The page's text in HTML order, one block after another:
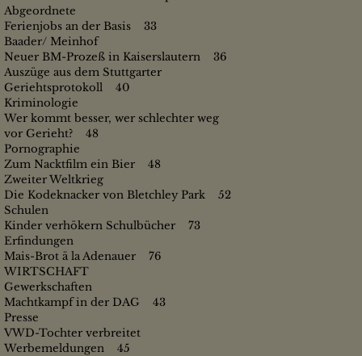
Abgeordnete
Ferienjobs an der Basis 33
Baader/ Meinhof
Neuer BM-Prozeß in Kaiserslautern 36
Auszüge aus dem Stuttgarter
Geriehtsprotokoll 40
Kriminologie
Wer kommt besser, wer schlechter weg
vor Gerieht? 48
Pornographie
Zum Nacktfilm ein Bier 48
Zweiter Weltkrieg
Die Kodeknacker von Bletchley Park 52
Schulen
Kinder verhökern Schulbücher 73
Erfindungen
Mais-Brot ä la Adenauer 76
WIRTSCHAFT
Gewerkschaften
Machtkampf in der DAG 43
Presse
VWD-Tochter verbreitet
Werbemeldungen 45